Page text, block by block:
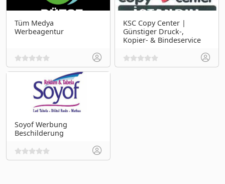
Tüm Medya
Werbeagentur
KSC Copy Center |
Günstiger Druck-,
Kopier- & Bindeservice
Soyof Werbung
Beschilderung